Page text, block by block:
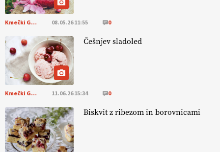
EKOloško = logično: vinogradniško in
vinarsko posestvo DUCAL
Kmečki Glas 08.05.26 11:55 0
Češnjev sladoled
Kmečki Glas 11.06.26 15:34 0
Biskvit z ribezom in borovnicami